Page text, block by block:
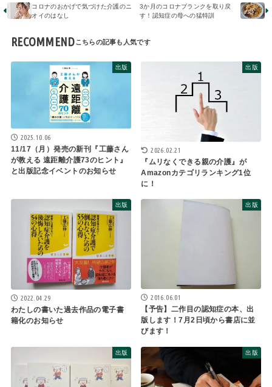
コロナのおかげで気づけた介護のニ
オイのはなし
3か月のコロナブランクを取り戻
す！認知症の母への猛特訓
RECOMMEND
出版
2025.10.06
11/17（月）発売の新刊『工藤さん
が教える 遠距離介護73のヒント』
と出版記念イベントのお知らせ
出版
2026.02.21
『ムリなくできる親の介護』が
Amazonカテゴリランキング1位
に！
出版
2022.04.29
わたしの書いた過去作品の電子書
籍化のお知らせ
出版
2016.06.01
【予告】二作目の認知症の本、出
版します！7月2日頃から書店に並
びます！
出版 出版